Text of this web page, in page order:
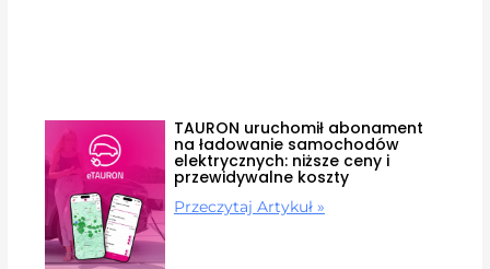
TAURON uruchomił abonament
na ładowanie samochodów
elektrycznych: niższe ceny i
przewidywalne koszty
Przeczytaj Artykuł »